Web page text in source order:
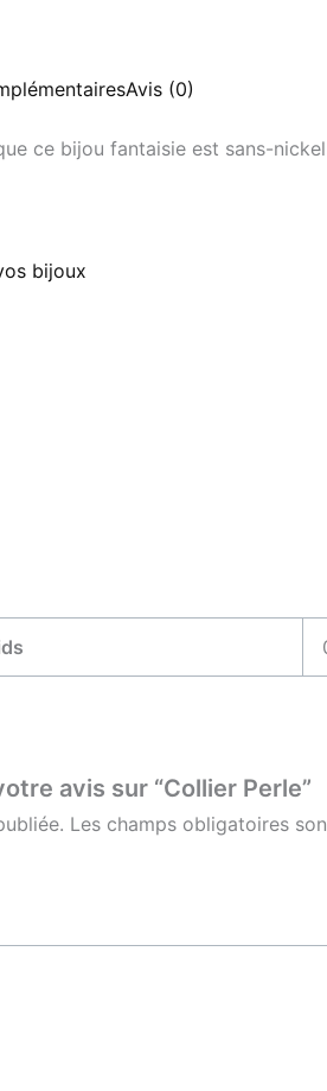
Avis (0)
ce bijou fantaisie est sans-
bijoux
avis sur “Collier Perle”
Les champs obligatoires